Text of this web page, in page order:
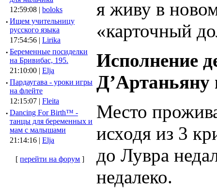
12:59:08 | boloks
· Ищем учительницу
русского языка
17:54:56 | Lirika
· Беременные посиделки
на Бривибас, 195.
21:10:00 | Elja
· Пардаугава - уроки игры
на флейте
12:15:07 | Fleita
· Dancing For Birth™ -
танцы для беременных и
мам с малышами
21:14:16 | Elja
[перейти на форум ]
я живу в
«карточный
Исполнение
Место
исходя из 3
до Лувра
недалеко.